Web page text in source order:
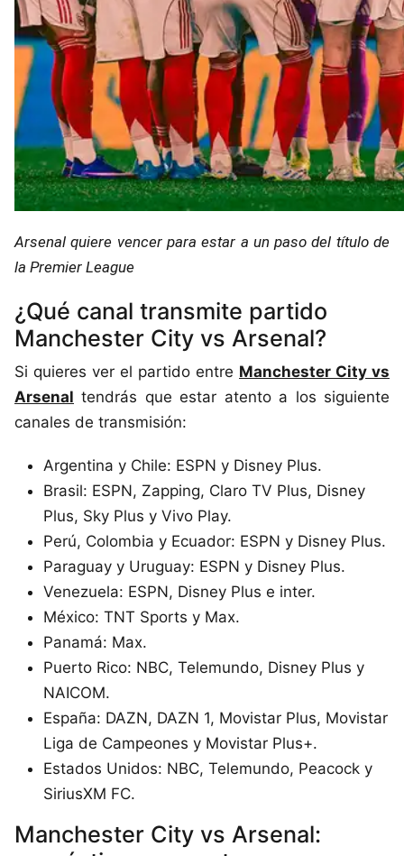
Arsenal quiere vencer para estar a un paso del título de
la Premier League
¿Qué canal transmite partido
Manchester City vs Arsenal?
Si quieres ver el partido entre Manchester City vs
Arsenal tendrás que estar atento a los siguiente
canales de transmisión:
Argentina y Chile: ESPN y Disney Plus.
Brasil: ESPN, Zapping, Claro TV Plus, Disney
Plus, Sky Plus y Vivo Play.
Perú, Colombia y Ecuador: ESPN y Disney Plus.
Paraguay y Uruguay: ESPN y Disney Plus.
Venezuela: ESPN, Disney Plus e inter.
México: TNT Sports y Max.
Panamá: Max.
Puerto Rico: NBC, Telemundo, Disney Plus y
NAICOM.
España: DAZN, DAZN 1, Movistar Plus, Movistar
Liga de Campeones y Movistar Plus+.
Estados Unidos: NBC, Telemundo, Peacock y
SiriusXM FC.
Manchester City vs Arsenal: